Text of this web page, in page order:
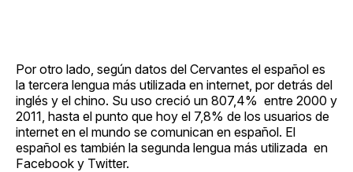
Por otro lado, según datos del Cervantes el español es
la tercera lengua más utilizada en internet, por detrás del
inglés y el chino. Su uso creció un 807,4% entre 2000 y
2011, hasta el punto que hoy el 7,8% de los usuarios de
internet en el mundo se comunican en español. El
español es también la segunda lengua más utilizada en
Facebook y Twitter.